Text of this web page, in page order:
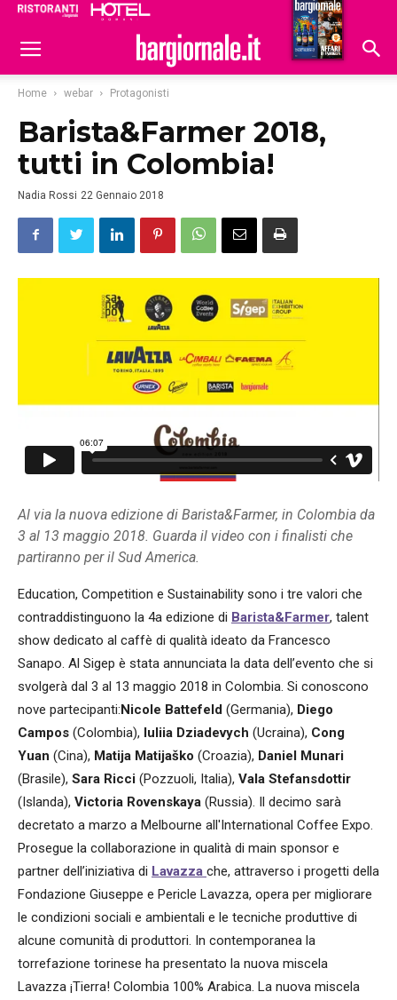
Hoteldomani
Home webar Protagonisti
Barista&Farmer 2018,
tutti in Colombia!
Nadia Rossi 22 Gennaio 2018
Al via la nuova edizione di Barista&Farmer, in Colombia da
3 al 13 maggio 2018. Guarda il video con i finalisti che
partiranno per il Sud America.
Education, Competition e Sustainability sono i tre valori che
contraddistinguono la 4a edizione di Barista&Farmer, talent
show dedicato al caffè di qualità ideato da Francesco
Sanapo. Al Sigep è stata annunciata la data dell’evento che si
svolgerà dal 3 al 13 maggio 2018 in Colombia. Si conoscono
nove partecipanti:Nicole Battefeld (Germania), Diego
Campos (Colombia), Iuliia Dziadevych (Ucraina), Cong
Yuan (Cina), Matija Matijaško (Croazia), Daniel Munari
(Brasile), Sara Ricci (Pozzuoli, Italia), Vala Stefansdottir
(Islanda), Victoria Rovenskaya (Russia). Il decimo sarà
decretato a marzo a Melbourne all'International Coffee Expo.
Prosegue la collaborazione in qualità di main sponsor e
partner dell’iniziativa di Lavazza che, attraverso i progetti della
Fondazione Giuseppe e Pericle Lavazza, opera per migliorare
le condizioni sociali e ambientali e le tecniche produttive di
alcune comunità di produttori. In contemporanea la
torrefazione torinese ha presentato la nuova miscela
Lavazza ¡Tierra! Colombia 100% Arabica. La nuova miscela